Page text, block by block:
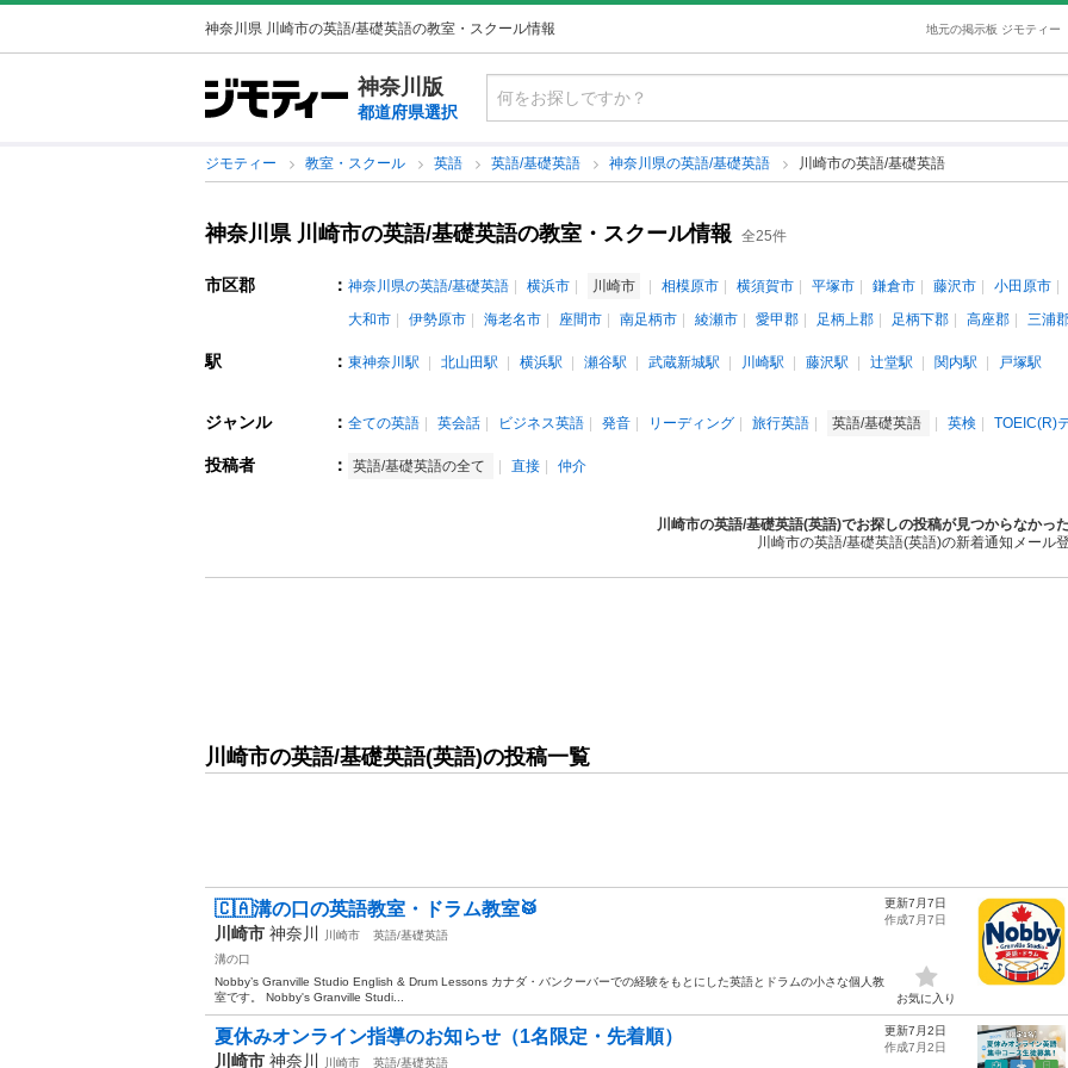
神奈川県 川崎市の英語/基礎英語の教室・スクール情報 地元の掲示板 ジモティー
神奈川版
都道府県選択
ジモティー 教室・スクール 英語 英語/基礎英語 神奈川県の英語/基礎英語 川崎市の英語/基礎英語
神奈川県 川崎市の英語/基礎英語の教室・スクール情報 全25件
市区郡 ： 神奈川県の英語/基礎英語 横浜市 川崎市 相模原市 横須賀市 平塚市 鎌倉市 藤沢市
小田原市
大和市
伊勢原市 海老名市 座間市 南足柄市 綾瀬市 愛甲郡 足柄上郡 足柄下郡 高座郡 三浦
駅 ： 東神奈川駅 北山田駅 横浜駅 瀬谷駅 武蔵新城駅 川崎駅 藤沢駅 辻堂駅 関内駅 戸塚駅
ジャンル ： 全ての英語 英会話 ビジネス英語 発音 リーディング 旅行英語 英語/基礎英語 英検 TOEIC(R)
投稿者 ： 英語/基礎英語の全て 直接 仲介
川崎市の英語/基礎英語(英語)でお探しの投稿が見つからなかっ
川崎市の英語/基礎英語(英語)の新着通知メール
川崎市の英語/基礎英語(英語)の投稿一覧
🇨🇦溝の口の英語教室・ドラム教室🥁
川崎市 神奈川 川崎市
英語/基礎英語
溝の口
Nobby’s Granville Studio English & Drum Lessons カナダ・バンクーバーでの経験をもとにした英語とドラムの小さな個人教
室です。 Nobby's Granville Studi...
更新7月7日
作成7月7日
お気に入り
夏休みオンライン指導のお知らせ（1名限定・先着順）
川崎市 神奈川 川崎市 英語/基礎英語
更新7月2日
作成7月2日